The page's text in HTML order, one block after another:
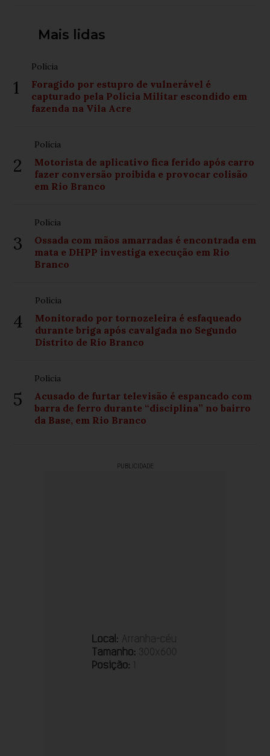
Mais lidas
1
Polícia
Foragido por estupro de vulnerável é
capturado pela Polícia Militar escondido em
fazenda na Vila Acre
2
Polícia
Motorista de aplicativo fica ferido após carro
fazer conversão proibida e provocar colisão
em Rio Branco
3
Polícia
Ossada com mãos amarradas é encontrada em
mata e DHPP investiga execução em Rio
Branco
4
Polícia
Monitorado por tornozeleira é esfaqueado
durante briga após cavalgada no Segundo
Distrito de Rio Branco
5
Polícia
Acusado de furtar televisão é espancado com
barra de ferro durante “disciplina” no bairro
da Base, em Rio Branco
PUBLICIDADE